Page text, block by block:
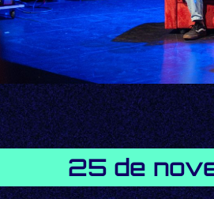
25 de